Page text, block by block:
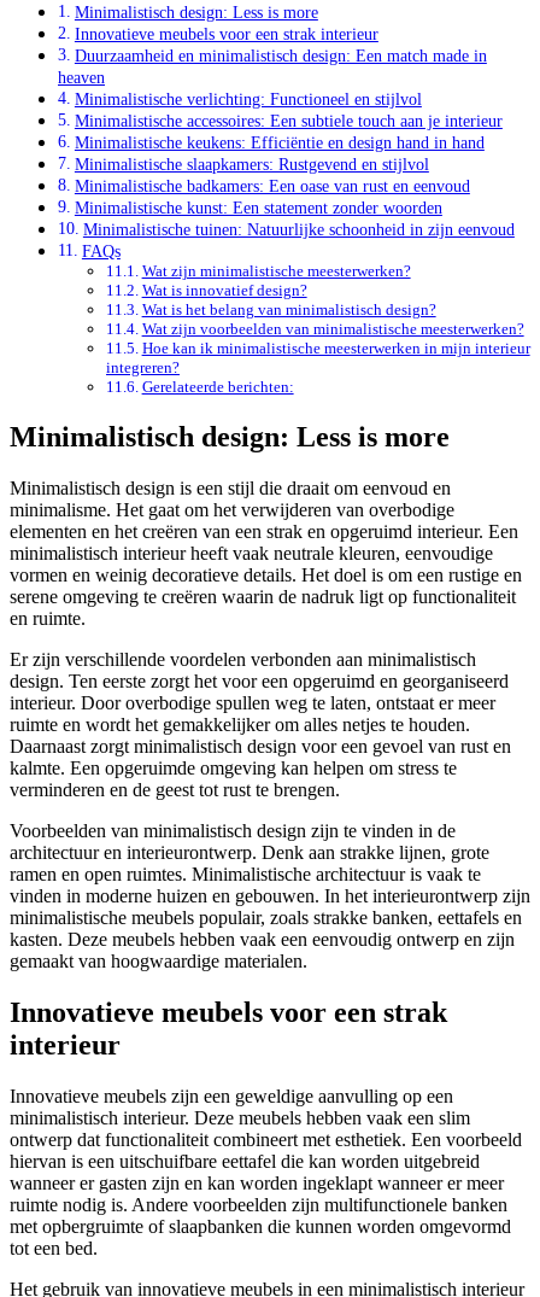
Minimalistisch design: Less is more
Innovatieve meubels voor een strak interieur
Duurzaamheid en minimalistisch design: Een match made in
heaven
Minimalistische verlichting: Functioneel en stijlvol
Minimalistische accessoires: Een subtiele touch aan je interieur
Minimalistische keukens: Efficiëntie en design hand in hand
Minimalistische slaapkamers: Rustgevend en stijlvol
Minimalistische badkamers: Een oase van rust en eenvoud
Minimalistische kunst: Een statement zonder woorden
Minimalistische tuinen: Natuurlijke schoonheid in zijn eenvoud
FAQs
Wat zijn minimalistische meesterwerken?
Wat is innovatief design?
Wat is het belang van minimalistisch design?
Wat zijn voorbeelden van minimalistische meesterwerken?
Hoe kan ik minimalistische meesterwerken in mijn interieur
integreren?
Gerelateerde berichten:
Minimalistisch design: Less is more
Minimalistisch design is een stijl die draait om eenvoud en
minimalisme. Het gaat om het verwijderen van overbodige
elementen en het creëren van een strak en opgeruimd interieur. Een
minimalistisch interieur heeft vaak neutrale kleuren, eenvoudige
vormen en weinig decoratieve details. Het doel is om een rustige en
serene omgeving te creëren waarin de nadruk ligt op functionaliteit
en ruimte.
Er zijn verschillende voordelen verbonden aan minimalistisch
design. Ten eerste zorgt het voor een opgeruimd en georganiseerd
interieur. Door overbodige spullen weg te laten, ontstaat er meer
ruimte en wordt het gemakkelijker om alles netjes te houden.
Daarnaast zorgt minimalistisch design voor een gevoel van rust en
kalmte. Een opgeruimde omgeving kan helpen om stress te
verminderen en de geest tot rust te brengen.
Voorbeelden van minimalistisch design zijn te vinden in de
architectuur en interieurontwerp. Denk aan strakke lijnen, grote
ramen en open ruimtes. Minimalistische architectuur is vaak te
vinden in moderne huizen en gebouwen. In het interieurontwerp zijn
minimalistische meubels populair, zoals strakke banken, eettafels en
kasten. Deze meubels hebben vaak een eenvoudig ontwerp en zijn
gemaakt van hoogwaardige materialen.
Innovatieve meubels voor een strak
interieur
Innovatieve meubels zijn een geweldige aanvulling op een
minimalistisch interieur. Deze meubels hebben vaak een slim
ontwerp dat functionaliteit combineert met esthetiek. Een voorbeeld
hiervan is een uitschuifbare eettafel die kan worden uitgebreid
wanneer er gasten zijn en kan worden ingeklapt wanneer er meer
ruimte nodig is. Andere voorbeelden zijn multifunctionele banken
met opbergruimte of slaapbanken die kunnen worden omgevormd
tot een bed.
Het gebruik van innovatieve meubels in een minimalistisch interieur